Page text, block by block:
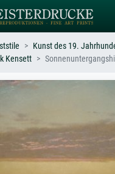
Werktiteln
Welle
Kunst des 19.
Kensett